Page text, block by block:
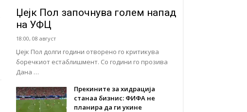
Џејк Пол започнува голем напад
на УФЦ
18:00, 08 август
Џејк Пол долги години отворено го критикува
боречкиот естаблишмент. Со години го прозива
Дана …
Прекините за хидрација
станаа бизнис: ФИФА не
планира да ги укине